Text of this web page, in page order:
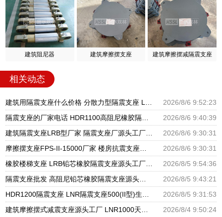
建筑阻尼器 建筑摩擦摆支座 建筑摩擦摆减隔震支座
相关动态
2026/8/6 9:52:23
2026/8/6 9:40:39
2026/8/6 9:30:31
2026/8/6 9:30:31
2026/8/5 9:54:36
2026/8/5 9:43:21
2026/8/5 9:31:53
2026/8/4 9:50:24